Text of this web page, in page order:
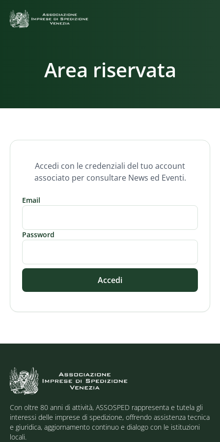
Area riservata
Accedi con le credenziali del tuo account
associato per consultare News ed Eventi.
Email
Password
Accedi
Con oltre 80 anni di attività, ASSOSPED rappresenta e tutela gli
interessi delle imprese di spedizione, offrendo assistenza tecnica
e giuridica, aggiornamento continuo e dialogo con le istituzioni
locali.